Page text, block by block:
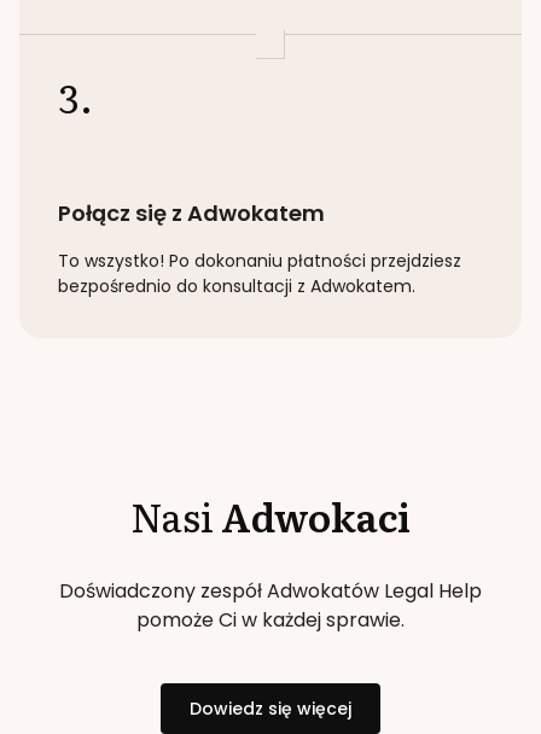
3.
Połącz się z Adwokatem
To wszystko! Po dokonaniu płatności przejdziesz
bezpośrednio do konsultacji z Adwokatem.
NasiAdwokaci
Doświadczony zespół Adwokatów Legal Help
pomoże Ci w każdej sprawie.
Dowiedz się więcej